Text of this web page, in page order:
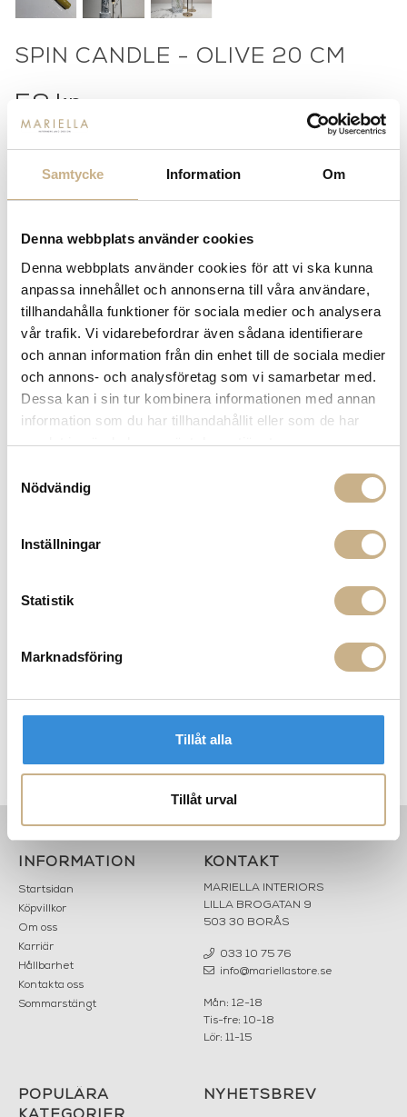
Samtycke Information Om
Denna webbplats använder cookies
Denna webbplats använder cookies för att vi ska kunna
anpassa innehållet och annonserna till våra användare,
tillhandahålla funktioner för sociala medier och analysera
vår trafik. Vi vidarebefordrar även sådana identifierare
och annan information från din enhet till de sociala medier
och annons- och analysföretag som vi samarbetar med.
Dessa kan i sin tur kombinera informationen med annan
information som du har tillhandahållit eller som de har
samlat in när du har använt deras tjänster.
Nödvändig
Inställningar
Statistik
Marknadsföring
Tillåt alla
Tillåt urval
SPIN CANDLE - OLIVE 20 CM
59 kr
+
- LÄGG I VARUKORG
Leverans inom 3-5 arbetsdagar på lagervaror
Få10% välkomstrabattnär du registrerar dig för vårt
Fri frakt på mindra varor vid köp över 1000:-
FRÅGA OSS OM PRODUKTEN
PRODUKTVARIANTER
cm
INFORMATION
Startsidan
Köpvillkor
Om oss
Karriär
Hållbarhet
Kontakta oss
Sommarstängt
KONTAKT
MARIELLA INTERIORS
LILLA BROGATAN 9
503 30 BORÅS
033 10 75 76
info@mariellastore.se
Mån: 12-18
Tis-fre: 10-18
Lör: 11-15
POPULÄRA
NYHETSBREV